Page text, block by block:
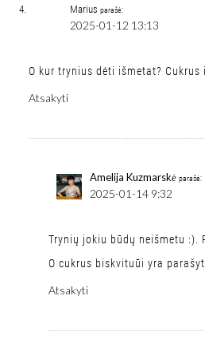
Marius parašė:
2025-01-12 13:13
O kur trynius dėti išmetat? Cukrus
Atsakyti
Amelija Kuzmarskė parašė:
2025-01-14 9:32
Trynių jokiu būdų neišmetu :).
O cukrus biskvituūi yra
Atsakyti